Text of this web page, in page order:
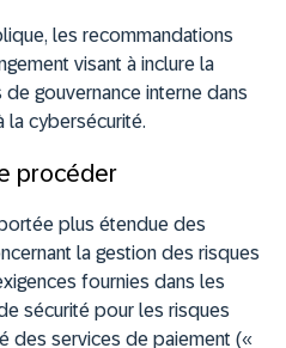
les recommandations
visant à inclure la
gouvernance interne dans
la cybersécurité.
procéder
plus étendue des
la gestion des risques
fournies dans les
sécurité pour les risques
des services de paiement («